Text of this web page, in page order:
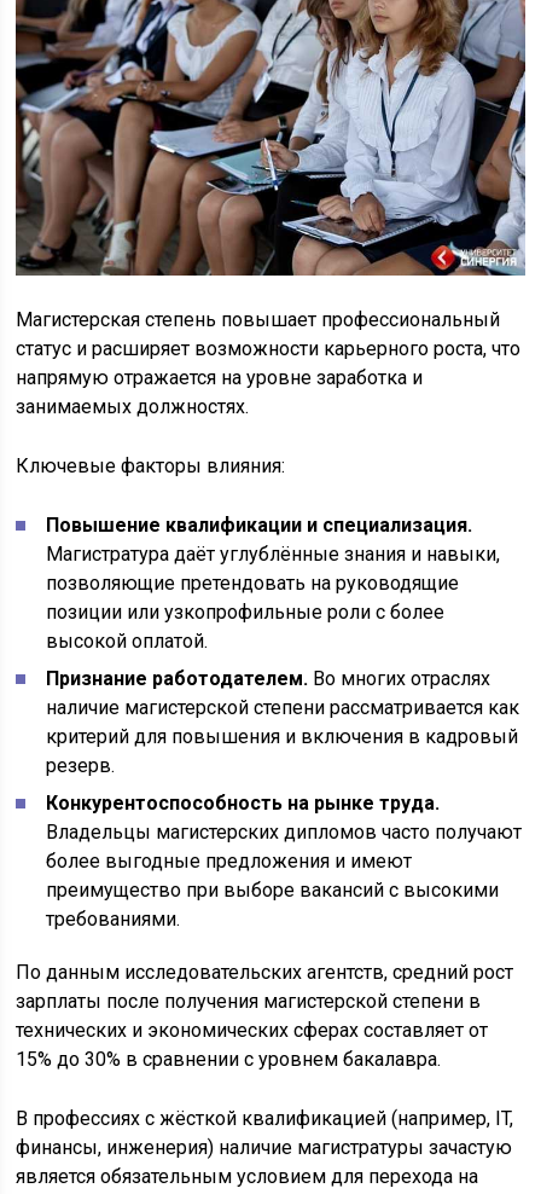
Магистерская степень повышает профессиональный
статус и расширяет возможности карьерного роста, что
напрямую отражается на уровне заработка и
занимаемых должностях.
Ключевые факторы влияния:
Повышение квалификации и специализация.
Магистратура даёт углублённые знания и навыки,
позволяющие претендовать на руководящие
позиции или узкопрофильные роли с более
высокой оплатой.
Признание работодателем. Во многих отраслях
наличие магистерской степени рассматривается как
критерий для повышения и включения в кадровый
резерв.
Конкурентоспособность на рынке труда.
Владельцы магистерских дипломов часто получают
более выгодные предложения и имеют
преимущество при выборе вакансий с высокими
требованиями.
По данным исследовательских агентств, средний рост
зарплаты после получения магистерской степени в
технических и экономических сферах составляет от
15% до 30% в сравнении с уровнем бакалавра.
В профессиях с жёсткой квалификацией (например, IT,
финансы, инженерия) наличие магистратуры зачастую
является обязательным условием для перехода на